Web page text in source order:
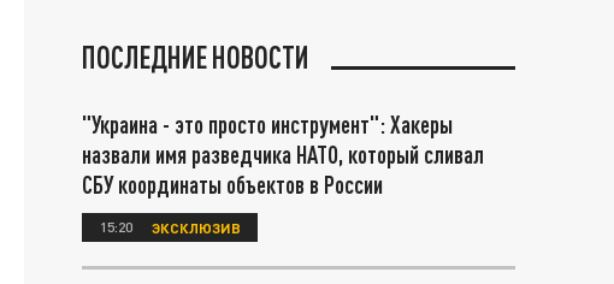
ПОСЛЕДНИЕ НОВОСТИ
"Украина - это просто инструмент": Хакеры
назвали имя разведчика НАТО, который сливал
СБУ координаты объектов в России
15:20 ЭКСКЛЮЗИВ